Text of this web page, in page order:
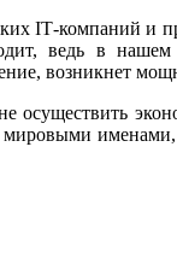
IТ-компаний и
ведь в
возникнет
осуществить